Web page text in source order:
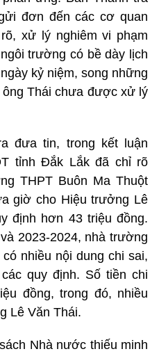
đơn đến các cơ quan
xử lý nghiêm vi phạm
trường có bề dày lịch
kỷ niệm, song những
ông Thái chưa được xử lý
đưa tin, trong kết luận
tỉnh Đắk Lắk đã chỉ rõ
THPT Buôn Ma Thuột
giờ cho Hiệu trưởng Lê
định hơn 43 triệu đồng.
2023-2024, nhà trường
nhiều nội dung chi sai,
quy định. Số tiền chi
đồng, trong đó, nhiều
Lê Văn Thái.
Nhà nước thiếu minh